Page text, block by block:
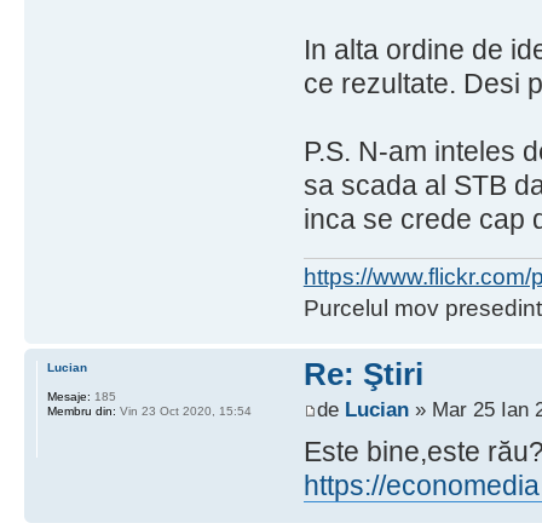
In alta ordine de
ce rezultate. Desi
P.S. N-am inteles
sa scada al STB
inca se crede cap
https://
Purcelul mov
Re: Ştiri
de Lucian» Mar 25 Ian
Este bine,este
https://
Lucian
Mesaje: 185
Membru din: Vin 23 Oct 2020, 15:54